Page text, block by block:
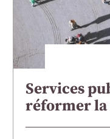
Services
réformer la